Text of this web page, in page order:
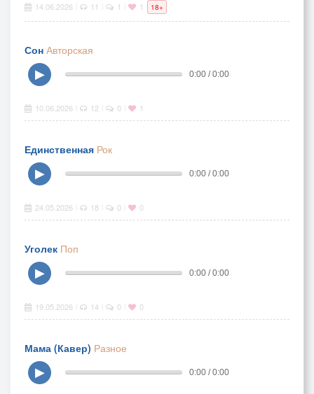
14.06.2026 11 1 1 18+
Сон Авторская
▶
0:00 / 0:00
10.06.2026 12 0 1
Единственная Рок
▶
0:00 / 0:00
24.05.2026 18 0 0
Уголек Поп
▶
0:00 / 0:00
19.05.2026 14 0 0
Мама (Кавер) Разное
▶
0:00 / 0:00